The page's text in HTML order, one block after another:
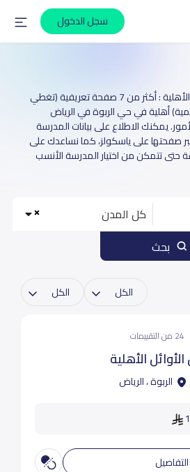
سجل الدخول
دليل مدارس مدينة الرياض الأهلية : أكثر من 7 صفحة تعريفية (تغطي
تعليمية) أهلية في حي الربوة في الرياض
يمكنك الاطلاع على بيانات المدرسة
صفحتها على ياسكولز، كما نساعدك على
حتى تتمكن من اختيار المدرسة الأنسب
كل المدن
24 من التقييمات
الأهلية
الربوة ، الرياض
التفاصيل